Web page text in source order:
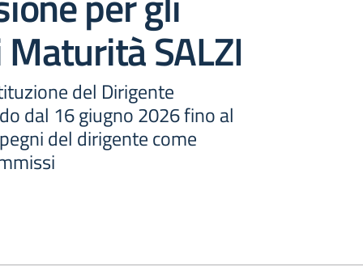
SALZI
del Dirigente
dal 16 giugno 2026 fino al
del dirigente come